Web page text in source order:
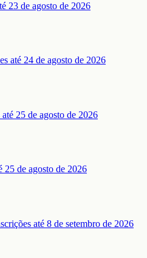
23 de agosto de 2026
até 24 de agosto de 2026
25 de agosto de 2026
25 de agosto de 2026
até 8 de setembro de 2026